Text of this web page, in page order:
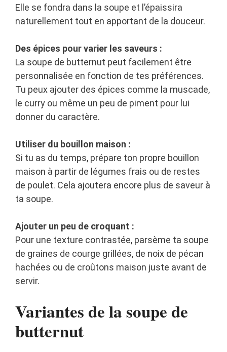
Elle se fondra dans la soupe et l’épaissira
naturellement tout en apportant de la douceur.
Des épices pour varier les saveurs :
La soupe de butternut peut facilement être
personnalisée en fonction de tes préférences.
Tu peux ajouter des épices comme la muscade,
le curry ou même un peu de piment pour lui
donner du caractère.
Utiliser du bouillon maison :
Si tu as du temps, prépare ton propre bouillon
maison à partir de légumes frais ou de restes
de poulet. Cela ajoutera encore plus de saveur à
ta soupe.
Ajouter un peu de croquant :
Pour une texture contrastée, parsème ta soupe
de graines de courge grillées, de noix de pécan
hachées ou de croûtons maison juste avant de
servir.
Variantes de la soupe de
butternut